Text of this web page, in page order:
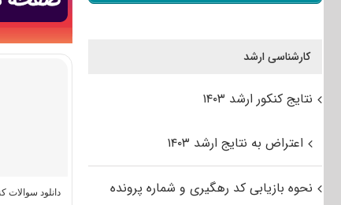
دانلود
کارشناسی ارشد
نتایج کنکور ارشد ۱۴۰۳
اعتراض به نتایج ارشد ۱۴۰۳
نحوه بازیابی کد رهگیری و شماره پرونده